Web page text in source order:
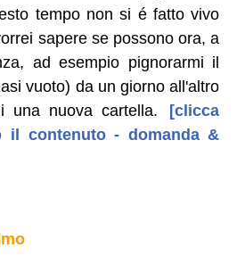
tempo non si é fatto vivo
sapere se possono ora, a
ad esempio pignorarmi il
vuoto) da un giorno all'altro
una nuova cartella.
[clicca
il contenuto - domanda &